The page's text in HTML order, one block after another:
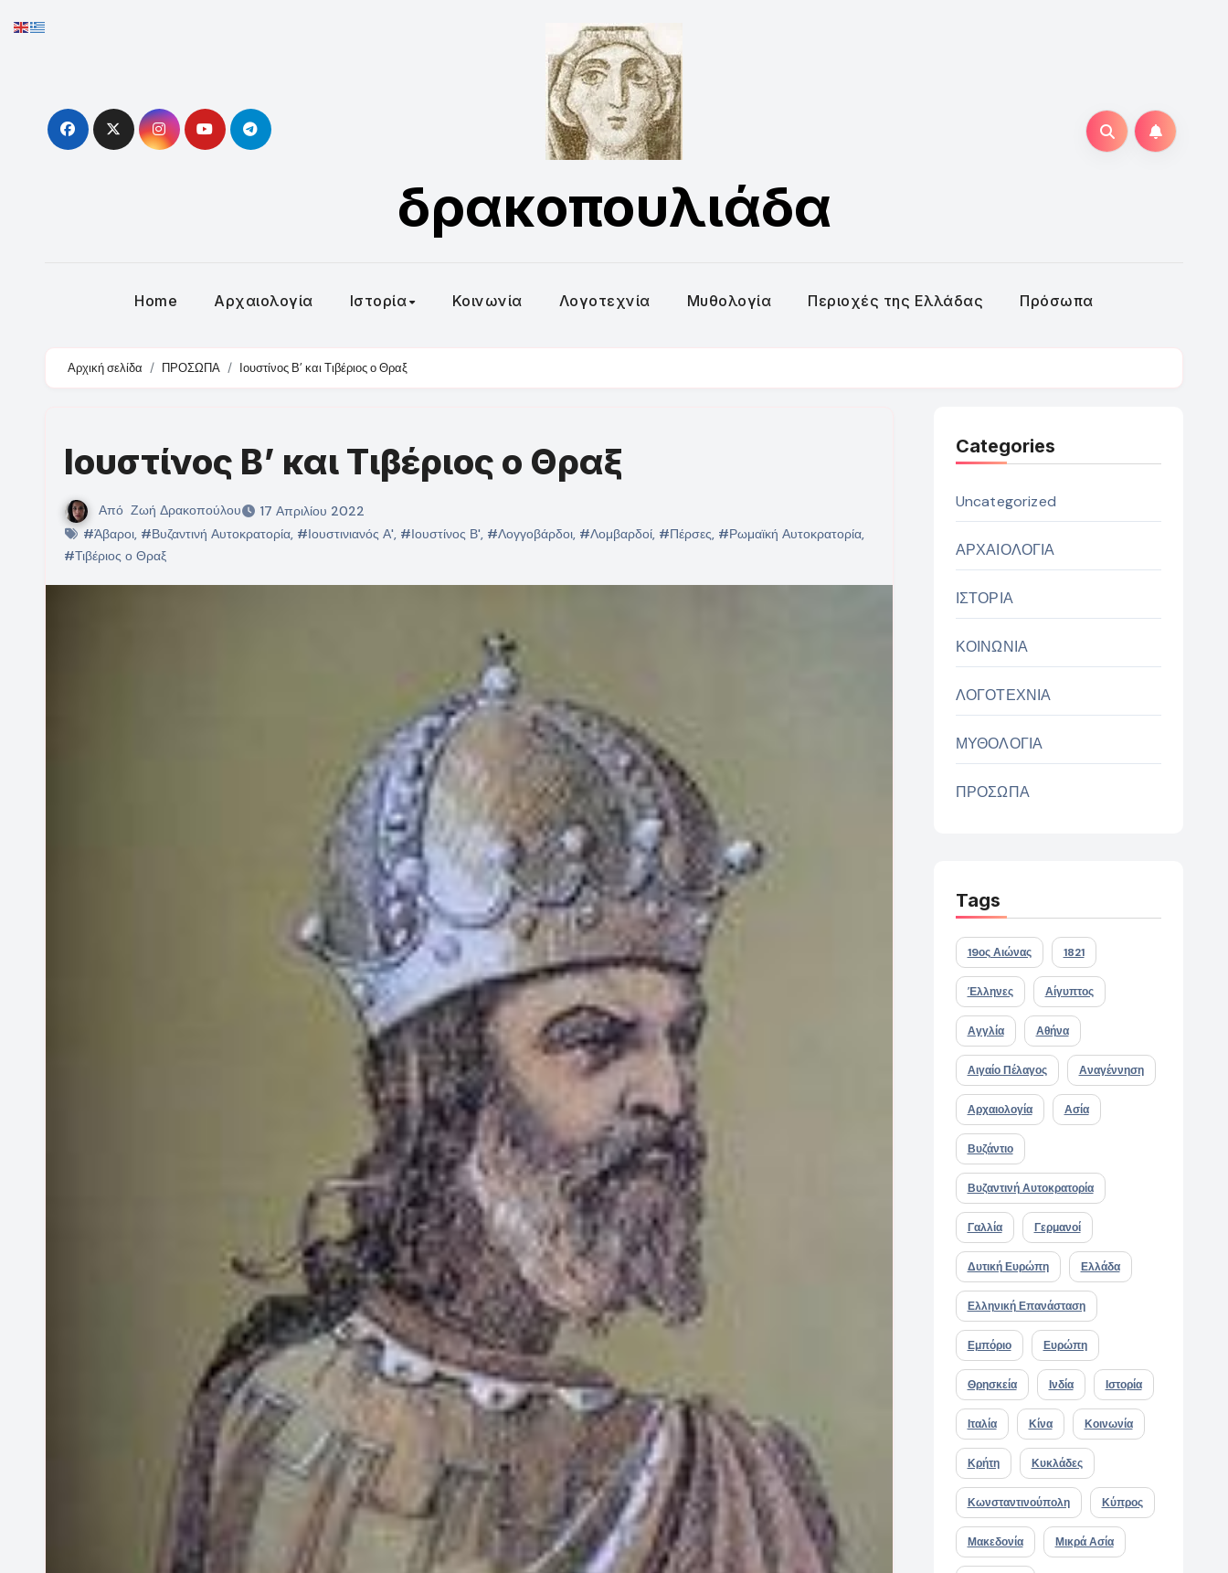
to
δρακοπουλιάδα
Home Αρχαιολογία Ιστορία Κοινωνία Λογοτεχνία Μυθολογία Περιοχές της Ελλάδας Πρόσωπα
Αρχική σελίδα ΠΡΟΣΩΠΑ Ιουστίνος Β’ και Τιβέριος ο Θραξ
Ιουστίνος Β’ και Τιβέριος ο Θραξ
Από Ζωή Δρακοπούλου
17 Απριλίου 2022
#Άβαροι, #Βυζαντινή Αυτοκρατορία, #Ιουστινιανός Α', #Ιουστίνος Β', #Λογγοβάρδοι, #Λομβαρδοί, #Πέρσες, #Ρωμαϊκή Αυτοκρατορία,
#Τιβέριος ο Θραξ
Categories
Uncategorized
ΑΡΧΑΙΟΛΟΓΙΑ
ΙΣΤΟΡΙΑ
ΚΟΙΝΩΝΙΑ
ΛΟΓΟΤΕΧΝΙΑ
ΜΥΘΟΛΟΓΙΑ
ΠΡΟΣΩΠΑ
Tags
19ος Αιώνας 1821
Έλληνες Αίγυπτος
Αγγλία Αθήνα
Αιγαίο Πέλαγος Αναγέννηση
Αρχαιολογία Ασία
Βυζάντιο
Βυζαντινή Αυτοκρατορία
Γαλλία Γερμανοί
Δυτική Ευρώπη Ελλάδα
Ελληνική Επανάσταση
Εμπόριο Ευρώπη
Θρησκεία Ινδία Ιστορία
Ιταλία Κίνα Κοινωνία
Κρήτη Κυκλάδες
Κωνσταντινούπολη Κύπρος
Μακεδονία Μικρά Ασία